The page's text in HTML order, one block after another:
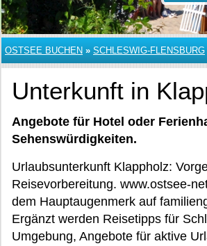
OSTSEE BUCHEN » SCHLESWIG-FLENSBURG
Unterkunft in
Angebote für Hotel oder
Sehenswürdigkeiten.
Urlaubsunterkunft Klappholz:
Reisevorbereitung. www.ostsee-
dem Hauptaugenmerk auf
Ergänzt werden Reisetipps für
Umgebung, Angebote für aktive